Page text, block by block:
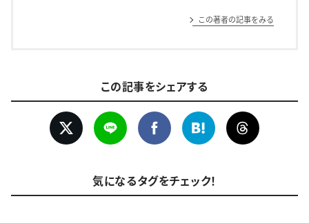
この著者の記事をみる
この記事をシェアする
気になるタグをチェック！